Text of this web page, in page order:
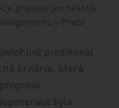
připojuji jen několik
v Praze
predikovat
kritéria, která
byla